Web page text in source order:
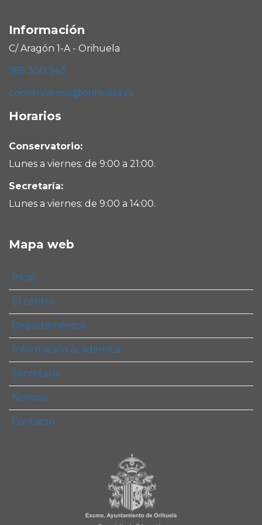
Información
C/ Aragón 1-A - Orihuela
965 300 943
conservatorio@orihuela.es
Horarios
Conservatorio:
Lunes a viernes: de 9:00 a 21:00.
Secretaría:
Lunes a viernes: de 9:00 a 14:00.
Mapa web
Inicio
El centro
Departamentos
Información académica
Secretaría
Noticias
Contacto